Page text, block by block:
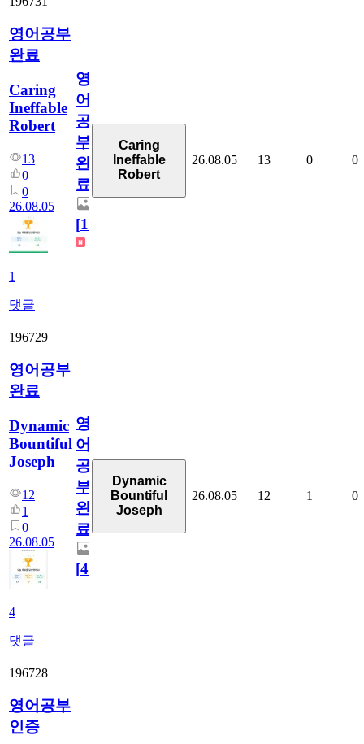
영어공부
완료
Caring
Ineffable
Robert
13
0
0
26.08.05
1
댓글
영
어
공
부
완
료
[1]
Caring
Ineffable
Robert
26.08.05 13 0 0
196729
영어공부
완료
Dynamic
Bountiful
Joseph
12
1
0
26.08.05
4
댓글
영
어
공
부
완
료
[4]
Dynamic
Bountiful
Joseph
26.08.05 12 1 0
196728
영어공부
인증